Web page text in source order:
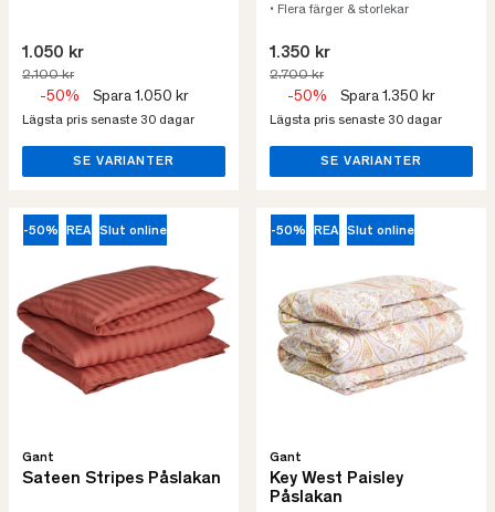
1.050 kr
2.100 kr
-50% Spara 1.050 kr
Lägsta pris senaste 30 dagar
SE VARIANTER
• Flera färger & storlekar
1.350 kr
2.700 kr
-50% Spara 1.350 kr
Lägsta pris senaste 30 dagar
SE VARIANTER
-50% REA Slut online
Gant
Sateen Stripes Påslakan
-50% REA Slut online
Gant
Key West Paisley
Påslakan